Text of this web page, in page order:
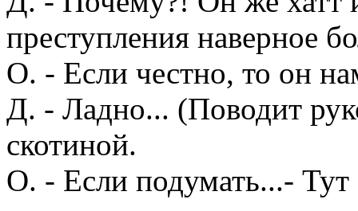
преступления наверное
О. - Если честно, то он
Д. - Ладно... (Поводит
скотиной.
О. - Если подумать...- Тут